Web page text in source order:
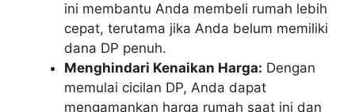
ini membantu Anda membeli rumah lebih
cepat, terutama jika Anda belum memiliki
dana DP penuh.
Menghindari Kenaikan Harga: Dengan
memulai cicilan DP, Anda dapat
mengamankan harga rumah saat ini dan